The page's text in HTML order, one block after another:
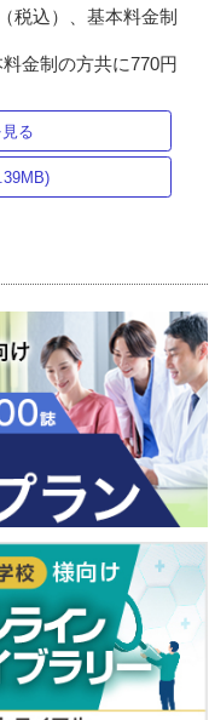
税込）、基本料金制
金制の方共に770円
る